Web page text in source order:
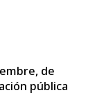
de
pública